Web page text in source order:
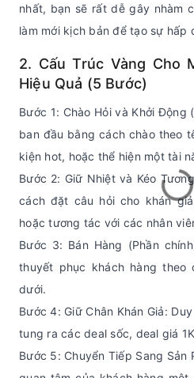
nhất, bạn sẽ rất dễ gây nhàm
làm mới kịch bản để tạo sự hấp
2. Cấu Trúc Vàng Cho
Hiệu Quả (5 Bước)
Bước 1: Chào Hỏi và Khởi
ban đầu bằng cách chào theo
kiện hot, hoặc thể hiện một tài
Bước 2: Giữ Nhiệt và Kéo
cách đặt câu hỏi cho khán
hoặc tương tác với các nhân
Bước 3: Bán Hàng (Phần
thuyết phục khách hàng
dưới.
Bước 4: Giữ Chân Khán Giả:
tung ra các deal sốc, deal giá
Bước 5: Chuyển Tiếp Sang Sản